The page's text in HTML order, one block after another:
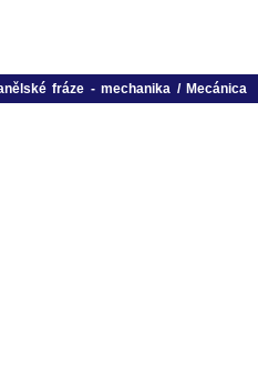
fráze -mechanika / Mecánica